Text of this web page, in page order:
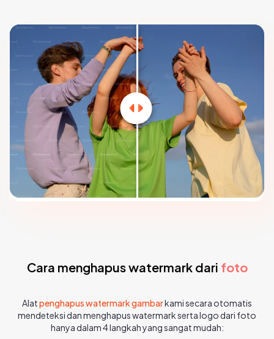
Cara menghapus watermark dari foto
Alatpenghapus watermark gambarkami secara otomatis
mendeteksi dan menghapus watermark serta logo dari foto
hanya dalam 4 langkah yang sangat mudah: